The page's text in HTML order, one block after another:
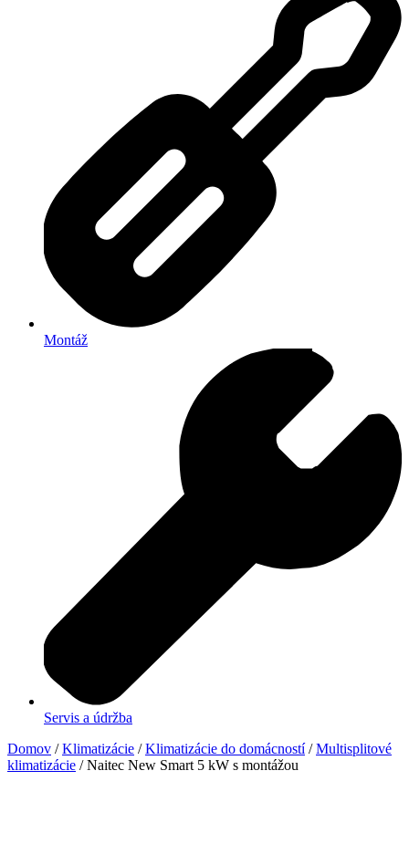
Montáž
Servis a údržba
Domov /Klimatizácie /Klimatizácie do domácností/Multisplitové
klimatizácie / Naitec New Smart 5 kW s montážou